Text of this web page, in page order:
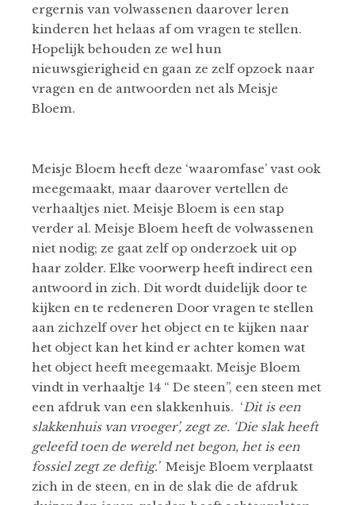
ergernis van volwassenen daarover leren
kinderen het helaas af om vragen te stellen.
Hopelijk behouden ze wel hun
nieuwsgierigheid en gaan ze zelf opzoek naar
vragen en de antwoorden net als Meisje
Bloem.
Meisje Bloem heeft deze ‘waaromfase’ vast ook
meegemaakt, maar daarover vertellen de
verhaaltjes niet. Meisje Bloem is een stap
verder al. Meisje Bloem heeft de volwassenen
niet nodig; ze gaat zelf op onderzoek uit op
haar zolder. Elke voorwerp heeft indirect een
antwoord in zich. Dit wordt duidelijk door te
kijken en te redeneren Door vragen te stellen
aan zichzelf over het object en te kijken naar
het object kan het kind er achter komen wat
het object heeft meegemaakt. Meisje Bloem
vindt in verhaaltje 14 “ De steen”, een steen met
een afdruk van een slakkenhuis. ‘Dit is een
slakkenhuis van vroeger’, zegt ze. ‘Die slak heeft
geleefd toen de wereld net begon, het is een
fossiel zegt ze deftig.’Meisje Bloem verplaatst
zich in de steen, en in de slak die de afdruk